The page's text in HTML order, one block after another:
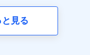
見る